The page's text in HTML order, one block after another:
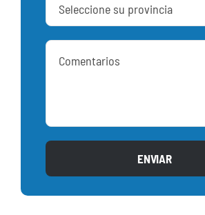
ENVIAR